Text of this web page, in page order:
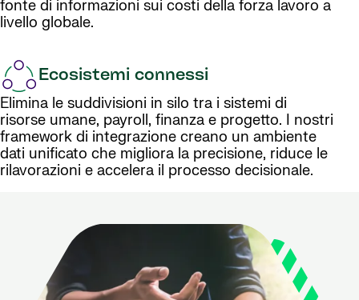
fonte di informazioni sui costi della forza lavoro a
livello globale.
Ecosistemi connessi
Elimina le suddivisioni in silo tra i sistemi di
risorse umane, payroll, finanza e progetto. I nostri
framework di integrazione creano un ambiente
dati unificato che migliora la precisione, riduce le
rilavorazioni e accelera il processo decisionale.